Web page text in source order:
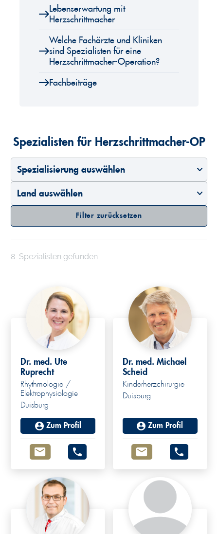
Lebenserwartung mit
Herzschrittmacher
Welche Fachärzte und Kliniken
sind Spezialisten für eine
Herzschrittmacher-Operation?
Fachbeiträge
Spezialisten für Herzschrittmacher-OP
Spezialisierung auswählen
Land auswählen
Filter zurücksetzen
8 Spezialisten gefunden
Dr. med. Ute
Ruprecht
Rhythmologie /
Elektrophysiologie
Duisburg
Zum Profil
Dr. med. Michael
Scheid
Kinderherzchirurgie
Duisburg
Zum Profil